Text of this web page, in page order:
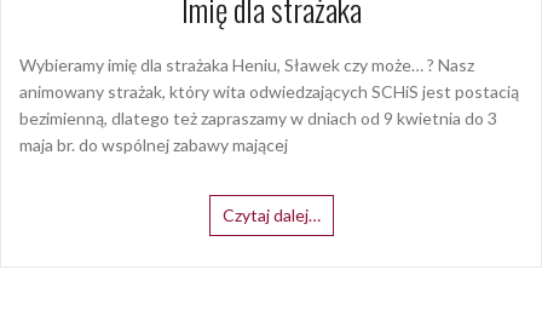
Wybieramy imię dla strażaka Heniu, Sławek czy może… ? Nasz
animowany strażak, który wita odwiedzających SCHiS jest postacią
bezimienną, dlatego też zapraszamy w dniach od 9 kwietnia do 3
maja br. do wspólnej zabawy mającej
Czytaj dalej…